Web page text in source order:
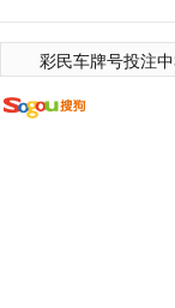
彩民车牌号投注